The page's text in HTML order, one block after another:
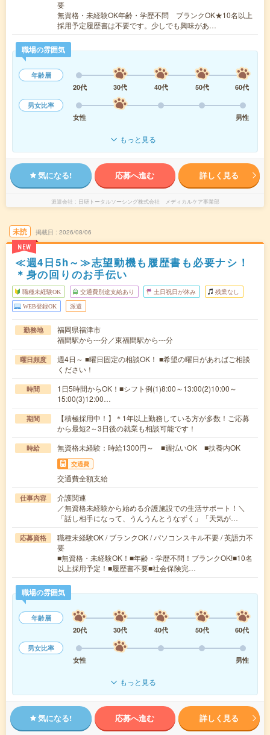
要
無資格・未経験OK年齢・学歴不問 ブランクOK★10名以上
採用予定履歴書は不要です。少しでも興味があ…
職場の雰囲気
年齢層
20代
30代 40代 50代
60代
男女比率
女性
男性
もっと見る
気になる! 応募へ進む 詳しく見る
派遣会社 日研トータルソーシング株式会社 メディカルケア事業部
未読
NEW
掲載日 2026/08/06
≪週4日5h～≫志望動機も履歴書も必要ナシ！
＊身の回りのお手伝い
職種未経験OK 交通費別途支給あり 土日祝日が休み 残業なし
WEB登録OK 派遣
勤務地
福岡県福津市
福間駅から---分／東福間駅から---分
曜日頻度
週4日～ ■曜日固定の相談OK！ ■希望の曜日があればご相談
ください！
時間
1日5時間からOK！■シフト例(1)8:00～13:00(2)10:00～
15:00(3)12:00…
期間
【積極採用中！】＊1年以上勤務している方が多数！ご応募
から最短2～3日後の就業も相談可能です！
時給 無資格未経験：時給1300円～ ■週払いOK ■扶養内OK
交通費
交通費全額支給
仕事内容
介護関連
／無資格未経験から始める介護施設での生活サポート！＼
「話し相手になって、うんうんとうなずく」「天気が…
応募資格
職種未経験OK / ブランクOK / パソコンスキル不要 / 英語力不
要
■無資格・未経験OK！■年齢・学歴不問！ブランクOK!■10名
以上採用予定！■履歴書不要■社会保険完…
職場の雰囲気
年齢層
20代
30代 40代 50代
60代
男女比率
女性
男性
もっと見る
気になる! 応募へ進む 詳しく見る